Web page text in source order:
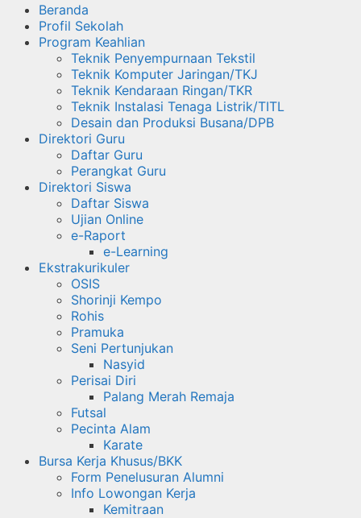
Beranda
Profil Sekolah
Program Keahlian
Teknik Penyempurnaan Tekstil
Teknik Komputer Jaringan/TKJ
Teknik Kendaraan Ringan/TKR
Teknik Instalasi Tenaga Listrik/TITL
Desain dan Produksi Busana/DPB
Direktori Guru
Daftar Guru
Perangkat Guru
Direktori Siswa
Daftar Siswa
Ujian Online
e-Raport
e-Learning
Ekstrakurikuler
OSIS
Shorinji Kempo
Rohis
Pramuka
Seni Pertunjukan
Nasyid
Perisai Diri
Palang Merah Remaja
Futsal
Pecinta Alam
Karate
Bursa Kerja Khusus/BKK
Form Penelusuran Alumni
Info Lowongan Kerja
Kemitraan